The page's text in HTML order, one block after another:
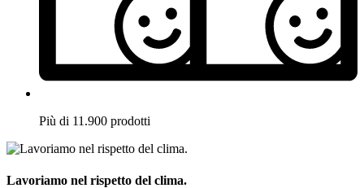
Più di 11.900 prodotti
Lavoriamo nel rispetto del clima.